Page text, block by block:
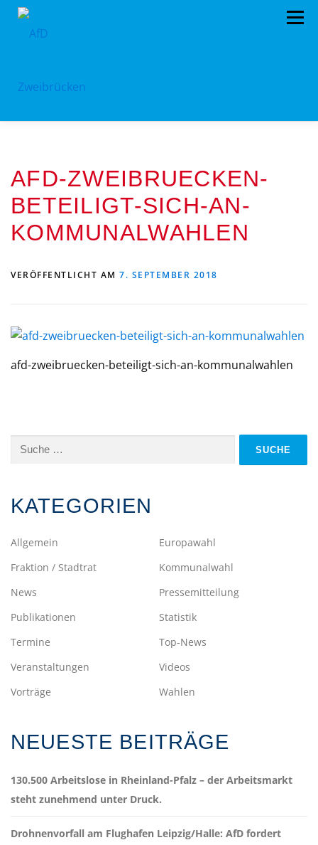
Zum
Menü
PROGRAMM VORSTAND ARCHIV
SPENDEN KONTAKT
AFD-ZWEIBRUECKEN-
BETEILIGT-SICH-AN-
KOMMUNALWAHLEN
VERÖFFENTLICHT AM 7. SEPTEMBER 2018
afd-zweibruecken-beteiligt-sich-an-kommunalwahlen
Suche
KATEGORIEN
Allgemein
Europawahl
Fraktion / Stadtrat
Kommunalwahl
News
Pressemitteilung
Publikationen
Statistik
Termine
Top-News
Veranstaltungen
Videos
Vorträge
Wahlen
NEUESTE BEITRÄGE
130.500 Arbeitslose in Rheinland-Pfalz – der Arbeitsmarkt
steht zunehmend unter Druck.
Drohnenvorfall am Flughafen Leipzig/Halle: AfD fordert